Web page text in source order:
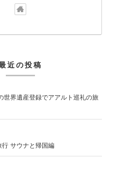
近の投稿
世界遺産登録でアアルト巡礼の旅
行 サウナと帰国編